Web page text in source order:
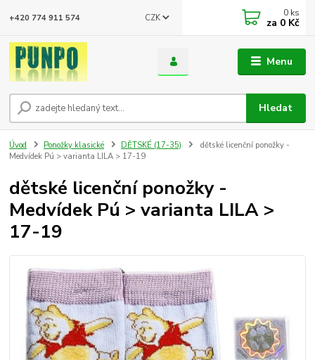
Menu
CZK
Hledat
+420 774 911 574 0 ks
za 0 Kč
Úvod Ponožky klasické DĚTSKÉ (17-35)
dětské licenční ponožky -
Medvídek Pú > varianta LILA > 17-19
dětské licenční ponožky -
Medvídek Pú > varianta LILA >
17-19